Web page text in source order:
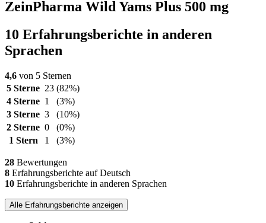
ZeinPharma Wild Yams Plus 500 mg
10 Erfahrungsberichte in anderen
Sprachen
4,6 von 5 Sternen
5 Sterne 23 (82%)
4 Sterne 1
(3%)
3 Sterne 3
(10%)
2 Sterne 0
(0%)
1 Stern
1 (3%)
28 Bewertungen
8 Erfahrungsberichte auf Deutsch
10 Erfahrungsberichte in anderen Sprachen
Alle Erfahrungsberichte anzeigen